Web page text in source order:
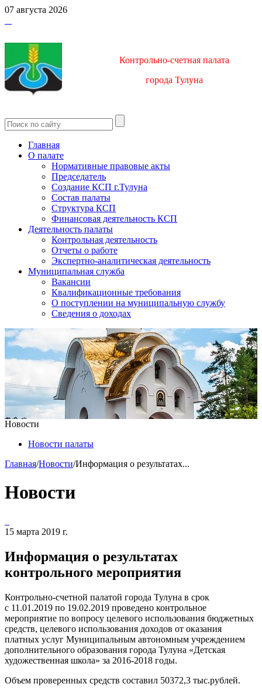
07 августа 2026
Контрольно-счетная палата
города Тулуна
Главная
О палате
Нормативные правовые акты
Председатель
Создание КСП г.Тулуна
Состав палаты
Структура КСП
Финансовая деятельность КСП
Деятельность палаты
Контрольная деятельность
Отчеты о работе
Экспертно-аналитическая деятельность
Муниципальная служба
Вакансии
Квалификационные требования
О поступлении на муниципальную службу
Сведения о доходах
Новости
Новости палаты
Главная/Новости/Информация о результатах...
Новости
15 марта 2019 г.
Информация о результатах
контрольного мероприятия
Контрольно-счетной палатой города Тулуна в срок
с 11.01.2019 по 19.02.2019 проведено контрольное
мероприятие по вопросу целевого использования бюджетных
средств, целевого использования доходов от оказания
платных услуг Муниципальным автономным учреждением
дополнительного образования города Тулуна «Детская
художественная школа» за 2016-2018 годы.
Объем проверенных средств составил 50372,3 тыс.рублей.